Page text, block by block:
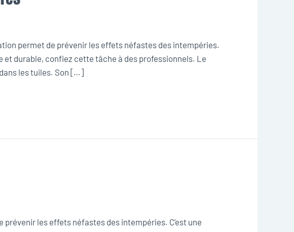
permet de prévenir les effets néfastes des intempéries.
durable, confiez cette tâche à des professionnels. Le
les tuiles. Son […]
les effets néfastes des intempéries. C’est une